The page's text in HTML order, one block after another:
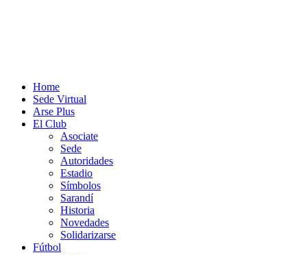
Home
Sede Virtual
Arse Plus
El Club
Asociate
Sede
Autoridades
Estadio
Símbolos
Sarandí
Historia
Novedades
Solidarizarse
Fútbol